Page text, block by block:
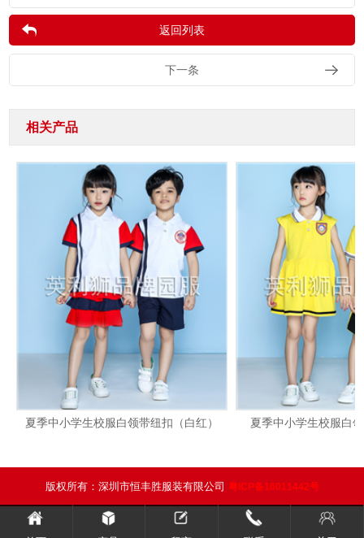
返回列表
下一条
相关产品
夏季中小学生校服白领带纽扣（白红） 夏季中小学生校服白领
版权所有：深圳市恒丰胜服装有限公司 粤ICP备16011442号